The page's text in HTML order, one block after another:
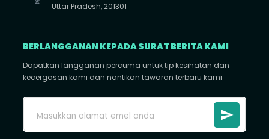
Uttar Pradesh, 201301
BERLANGGANAN KEPADA SURAT BERITA KAMI
Dapatkan langganan percuma untuk tip kesihatan dan
kecergasan kami dan nantikan tawaran terbaru kami